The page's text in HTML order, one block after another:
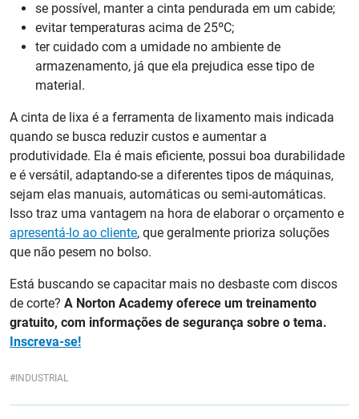
se possível, manter a cinta pendurada em um cabide;
evitar temperaturas acima de 25ºC;
ter cuidado com a umidade no ambiente de
armazenamento, já que ela prejudica esse tipo de
material.
A cinta de lixa é a ferramenta de lixamento mais indicada
quando se busca reduzir custos e aumentar a
produtividade. Ela é mais eficiente, possui boa durabilidade
e é versátil, adaptando-se a diferentes tipos de máquinas,
sejam elas manuais, automáticas ou semi-automáticas.
Isso traz uma vantagem na hora de elaborar o orçamento e
apresentá-lo ao cliente, que geralmente prioriza soluções
que não pesem no bolso.
Está buscando se capacitar mais no desbaste com discos
de corte? A Norton Academy oferece um treinamento
gratuito, com informações de segurança sobre o tema.
Inscreva-se!
INDUSTRIAL